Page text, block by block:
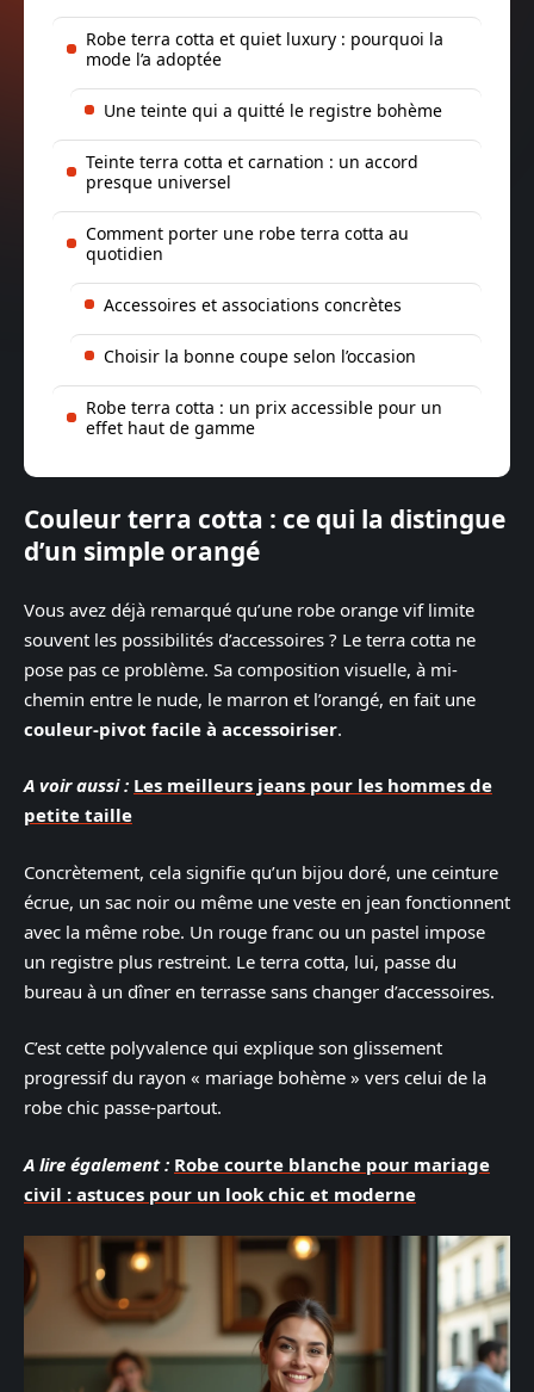
Robe terra cotta et quiet luxury : pourquoi la
mode l’a adoptée
Une teinte qui a quitté le registre bohème
Teinte terra cotta et carnation : un accord
presque universel
Comment porter une robe terra cotta au
quotidien
Accessoires et associations concrètes
Choisir la bonne coupe selon l’occasion
Robe terra cotta : un prix accessible pour un
effet haut de gamme
Couleur terra cotta : ce qui la distingue
d’un simple orangé
Vous avez déjà remarqué qu’une robe orange vif limite
souvent les possibilités d’accessoires ? Le terra cotta ne
pose pas ce problème. Sa composition visuelle, à mi-
chemin entre le nude, le marron et l’orangé, en fait une
couleur-pivot facile à accessoiriser.
A voir aussi : Les meilleurs jeans pour les hommes de
petite taille
Concrètement, cela signifie qu’un bijou doré, une ceinture
écrue, un sac noir ou même une veste en jean fonctionnent
avec la même robe. Un rouge franc ou un pastel impose
un registre plus restreint. Le terra cotta, lui, passe du
bureau à un dîner en terrasse sans changer d’accessoires.
C’est cette polyvalence qui explique son glissement
progressif du rayon « mariage bohème » vers celui de la
robe chic passe-partout.
A lire également : Robe courte blanche pour mariage
civil : astuces pour un look chic et moderne